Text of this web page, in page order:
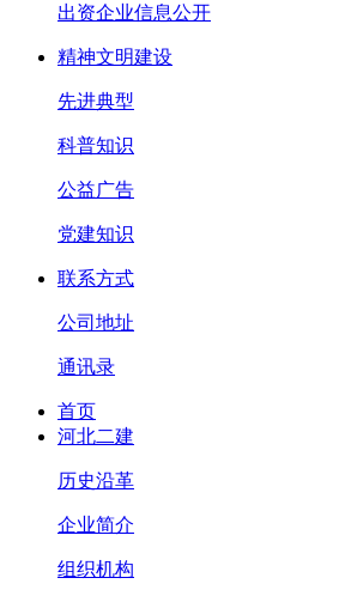
出资企业信息公开
精神文明建设
先进典型
科普知识
公益广告
党建知识
联系方式
公司地址
通讯录
首页
河北二建
历史沿革
企业简介
组织机构